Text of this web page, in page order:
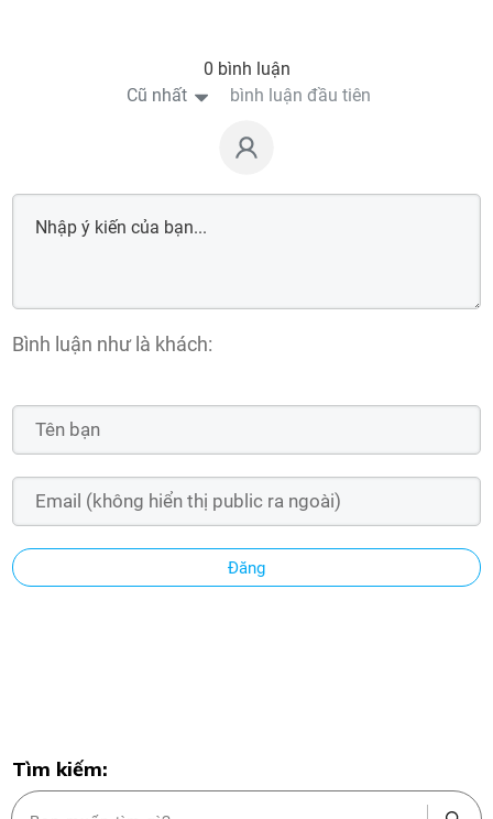
0 bình luận
Cũ nhất
bình luận đầu tiên
Bình luận như là khách:
Đăng
Tìm kiếm: